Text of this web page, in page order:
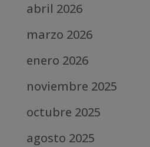
abril 2026
marzo 2026
enero 2026
noviembre 2025
octubre 2025
agosto 2025